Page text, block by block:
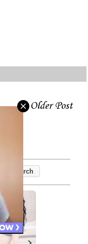
Older Post